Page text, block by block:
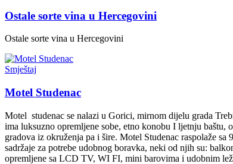
Ostale sorte vina u Hercegovini
Ostale sorte vina u Hercegovini
Smještaj
Motel Studenac
Motel studenac se nalazi u Gorici, mirnom dijelu grada
ima luksuzno opremljene sobe, etno konobu I ljetnju
gradova iz okruženja pa i šire. Motel Studenac raspolaže
sadržaje za potrebe udobnog boravka, neki od njih su:
opremljene sa LCD TV, WI FI, mini barovima i udobnim